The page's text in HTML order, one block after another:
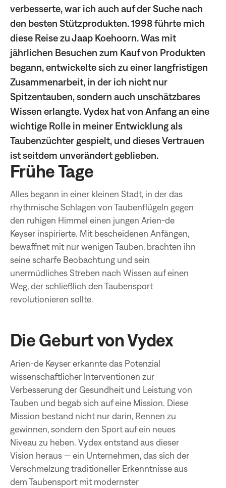
verbesserte, war ich auch auf der Suche nach
den besten Stützprodukten. 1998 führte mich
diese Reise zu Jaap Koehoorn. Was mit
jährlichen Besuchen zum Kauf von Produkten
begann, entwickelte sich zu einer langfristigen
Zusammenarbeit, in der ich nicht nur
Spitzentauben, sondern auch unschätzbares
Wissen erlangte. Vydex hat von Anfang an eine
wichtige Rolle in meiner Entwicklung als
Taubenzüchter gespielt, und dieses Vertrauen
ist seitdem unverändert geblieben.
Frühe Tage
Alles begann in einer kleinen Stadt, in der das
rhythmische Schlagen von Taubenflügeln gegen
den ruhigen Himmel einen jungen Arien-de
Keyser inspirierte. Mit bescheidenen Anfängen,
bewaffnet mit nur wenigen Tauben, brachten ihn
seine scharfe Beobachtung und sein
unermüdliches Streben nach Wissen auf einen
Weg, der schließlich den Taubensport
revolutionieren sollte.
Die Geburt von Vydex
Arien-de Keyser erkannte das Potenzial
wissenschaftlicher Interventionen zur
Verbesserung der Gesundheit und Leistung von
Tauben und begab sich auf eine Mission. Diese
Mission bestand nicht nur darin, Rennen zu
gewinnen, sondern den Sport auf ein neues
Niveau zu heben. Vydex entstand aus dieser
Vision heraus — ein Unternehmen, das sich der
Verschmelzung traditioneller Erkenntnisse aus
dem Taubensport mit modernster